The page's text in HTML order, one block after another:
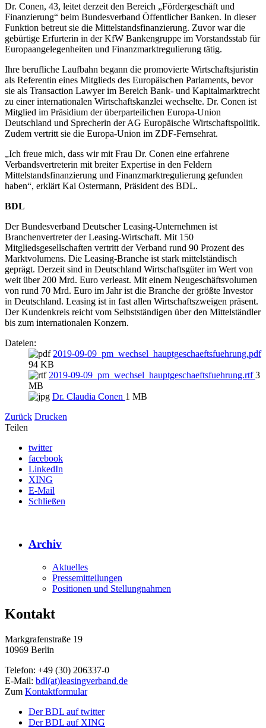
Dr. Conen, 43, leitet derzeit den Bereich „Fördergeschäft und
Finanzierung“ beim Bundesverband Öffentlicher Banken. In dieser
Funktion betreut sie die Mittelstandsfinanzierung. Zuvor war die
gebürtige Erfurterin in der KfW Bankengruppe im Vorstandsstab für
Europaangelegenheiten und Finanzmarktregulierung tätig.
Ihre berufliche Laufbahn begann die promovierte Wirtschaftsjuristin
als Referentin eines Mitglieds des Europäischen Parlaments, bevor
sie als Transaction Lawyer im Bereich Bank- und Kapitalmarktrecht
zu einer internationalen Wirtschaftskanzlei wechselte. Dr. Conen ist
Mitglied im Präsidium der überparteilichen Europa-Union
Deutschland und Sprecherin der AG Europäische Wirtschaftspolitik.
Zudem vertritt sie die Europa-Union im ZDF-Fernsehrat.
„Ich freue mich, dass wir mit Frau Dr. Conen eine erfahrene
Verbandsvertreterin mit breiter Expertise in den Feldern
Mittelstandsfinanzierung und Finanzmarktregulierung gefunden
haben“, erklärt Kai Ostermann, Präsident des BDL.
BDL
Der Bundesverband Deutscher Leasing-Unternehmen ist
Branchenvertreter der Leasing-Wirtschaft. Mit 150
Mitgliedsgesellschaften vertritt der Verband rund 90 Prozent des
Marktvolumens. Die Leasing-Branche ist stark mittelständisch
geprägt. Derzeit sind in Deutschland Wirtschaftsgüter im Wert von
weit über 200 Mrd. Euro verleast. Mit einem Neugeschäftsvolumen
von rund 70 Mrd. Euro im Jahr ist die Branche der größte Investor
in Deutschland. Leasing ist in fast allen Wirtschaftszweigen präsent.
Der Kundenkreis reicht vom Selbstständigen über den Mittelständler
bis zum internationalen Konzern.
Dateien:
2019-09-09_pm_wechsel_hauptgeschaeftsfuehrung.pdf
94 KB
2019-09-09_pm_wechsel_hauptgeschaeftsfuehrung.rtf3
MB
Dr. Claudia Conen 1 MB
Zurück Drucken
Teilen
twitter
facebook
LinkedIn
XING
E-Mail
Schließen
Archiv
Aktuelles
Pressemitteilungen
Positionen und Stellungnahmen
Kontakt
Markgrafenstraße 19
10969 Berlin
Telefon: +49 (30) 206337-0
E-Mail: bdl(at)leasingverband.de
Zum Kontaktformular
Der BDL auf twitter
Der BDL auf XING